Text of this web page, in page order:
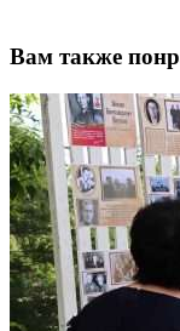
Вам также